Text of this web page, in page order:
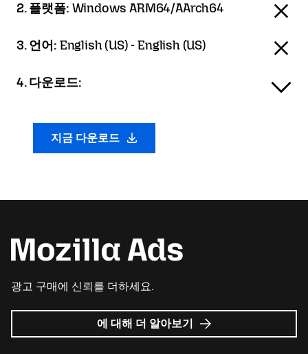
2. 플랫폼: Windows ARM64/AArch64
3. 언어: English (US) - English (US)
4. 다운로드:
지금 다운로드
광고 구매에 신뢰를 더하세요.
Mozilla
Ads
에 대해 더 알아보기